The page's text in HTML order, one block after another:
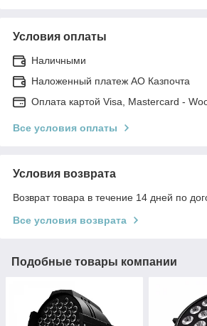
Условия оплаты
Наличными
Наложенный платеж АО Казпочта
Оплата картой Visa, Mastercard -
Все условия оплаты
Условия возврата
Возврат товара в течение 14 дней по
Все условия возврата
Подобные товары компании